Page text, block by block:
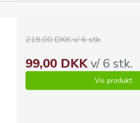
219,00 DKK v/ 6 stk.
99,00 DKKv/ 6 stk.
Vis produkt